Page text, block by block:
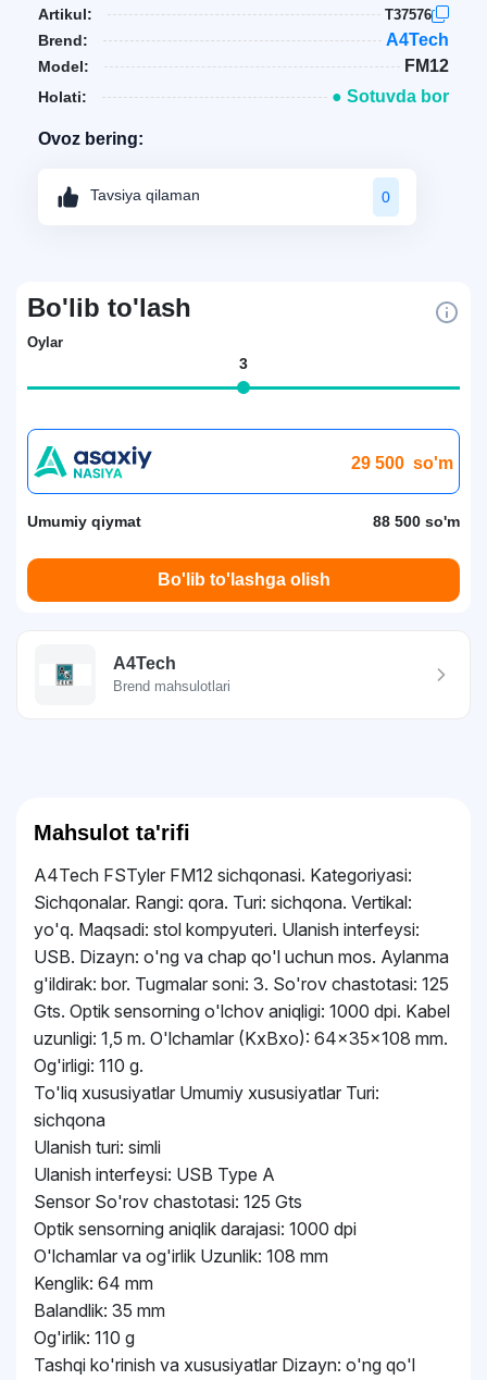
Artikul: T37576
Brend: A4Tech
Model: FM12
Holati: ● Sotuvda bor
Ovoz bering:
Tavsiya qilaman 0
Bo'lib to'lash
Oylar
3
29 500 so'm
Umumiy qiymat 88 500 so'm
Bo'lib to'lashga olish
A4Tech
Brend mahsulotlari
Mahsulot ta'rifi
A4Tech FSTyler FM12 sichqonasi. Kategoriyasi:
Sichqonalar. Rangi: qora. Turi: sichqona. Vertikal:
yo'q. Maqsadi: stol kompyuteri. Ulanish interfeysi:
USB. Dizayn: o'ng va chap qo'l uchun mos. Aylanma
g'ildirak: bor. Tugmalar soni: 3. So'rov chastotasi: 125
Gts. Optik sensorning o'lchov aniqligi: 1000 dpi. Kabel
uzunligi: 1,5 m. O'lchamlar (KxBxo): 64x35x108 mm.
Og'irligi: 110 g.
To'liq xususiyatlar Umumiy xususiyatlar Turi:
sichqona
Ulanish turi: simli
Ulanish interfeysi: USB Type A
Sensor So'rov chastotasi: 125 Gts
Optik sensorning aniqlik darajasi: 1000 dpi
O'lchamlar va og'irlik Uzunlik: 108 mm
Kenglik: 64 mm
Balandlik: 35 mm
Og'irlik: 110 g
Tashqi ko'rinish va xususiyatlar Dizayn: o'ng qo'l